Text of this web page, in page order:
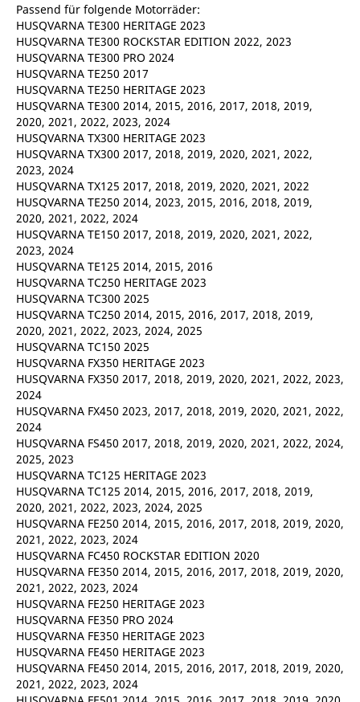
Passend für folgende Motorräder:
HUSQVARNA TE300 HERITAGE 2023
HUSQVARNA TE300 ROCKSTAR EDITION 2022, 2023
HUSQVARNA TE300 PRO 2024
HUSQVARNA TE250 2017
HUSQVARNA TE250 HERITAGE 2023
HUSQVARNA TE300 2014, 2015, 2016, 2017, 2018, 2019,
2020, 2021, 2022, 2023, 2024
HUSQVARNA TX300 HERITAGE 2023
HUSQVARNA TX300 2017, 2018, 2019, 2020, 2021, 2022,
2023, 2024
HUSQVARNA TX125 2017, 2018, 2019, 2020, 2021, 2022
HUSQVARNA TE250 2014, 2023, 2015, 2016, 2018, 2019,
2020, 2021, 2022, 2024
HUSQVARNA TE150 2017, 2018, 2019, 2020, 2021, 2022,
2023, 2024
HUSQVARNA TE125 2014, 2015, 2016
HUSQVARNA TC250 HERITAGE 2023
HUSQVARNA TC300 2025
HUSQVARNA TC250 2014, 2015, 2016, 2017, 2018, 2019,
2020, 2021, 2022, 2023, 2024, 2025
HUSQVARNA TC150 2025
HUSQVARNA FX350 HERITAGE 2023
HUSQVARNA FX350 2017, 2018, 2019, 2020, 2021, 2022, 2023,
2024
HUSQVARNA FX450 2023, 2017, 2018, 2019, 2020, 2021, 2022,
2024
HUSQVARNA FS450 2017, 2018, 2019, 2020, 2021, 2022, 2024,
2025, 2023
HUSQVARNA TC125 HERITAGE 2023
HUSQVARNA TC125 2014, 2015, 2016, 2017, 2018, 2019,
2020, 2021, 2022, 2023, 2024, 2025
HUSQVARNA FE250 2014, 2015, 2016, 2017, 2018, 2019, 2020,
2021, 2022, 2023, 2024
HUSQVARNA FC450 ROCKSTAR EDITION 2020
HUSQVARNA FE350 2014, 2015, 2016, 2017, 2018, 2019, 2020,
2021, 2022, 2023, 2024
HUSQVARNA FE250 HERITAGE 2023
HUSQVARNA FE350 PRO 2024
HUSQVARNA FE350 HERITAGE 2023
HUSQVARNA FE450 HERITAGE 2023
HUSQVARNA FE450 2014, 2015, 2016, 2017, 2018, 2019, 2020,
2021, 2022, 2023, 2024